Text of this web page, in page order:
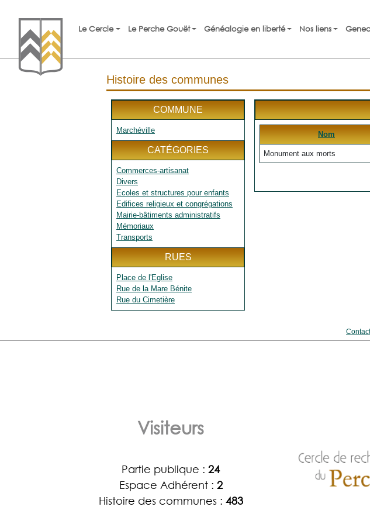
Le Cercle Le Perche Gouët Généalogie en liberté Nos liens
Histoire des communes
COMMUNE
Marchéville
CATÉGORIES
Commerces-artisanat
Divers
Ecoles et structures pour enfants
Edifices religieux et congrégations
Mairie-bâtiments administratifs
Mémoriaux
Transports
RUES
Place de l'Eglise
Rue de la Mare Bénite
Rue du Cimetière
Nom
Monument aux morts
Visiteurs
Partie publique : 24
Espace Adhérent : 2
Histoire des communes : 483